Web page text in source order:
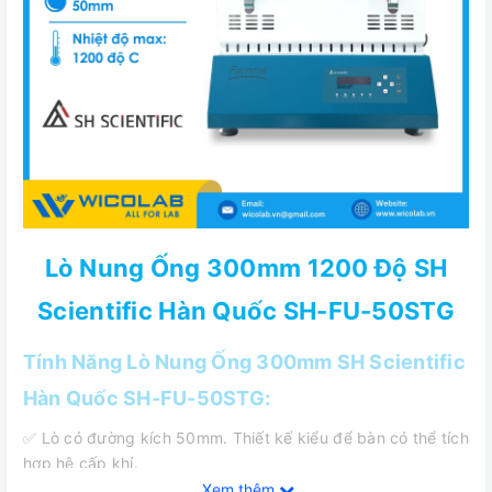
Lò Nung Ống 300mm 1200 Độ SH
Scientific Hàn Quốc SH-FU-50STG
Tính Năng Lò Nung Ống 300mm SH Scientific
Hàn Quốc SH-FU-50STG:
✅ Lò có đường kích 50mm. Thiết kế kiểu để bàn có thể tích
hợp hệ cấp khí.